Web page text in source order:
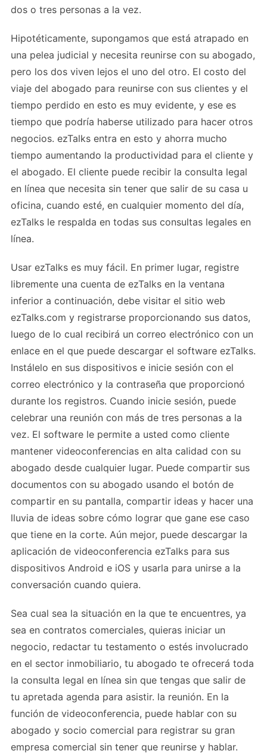
dos o tres personas a la vez.
Hipotéticamente, supongamos que está atrapado en
una pelea judicial y necesita reunirse con su abogado,
pero los dos viven lejos el uno del otro. El costo del
viaje del abogado para reunirse con sus clientes y el
tiempo perdido en esto es muy evidente, y ese es
tiempo que podría haberse utilizado para hacer otros
negocios. ezTalks entra en esto y ahorra mucho
tiempo aumentando la productividad para el cliente y
el abogado. El cliente puede recibir la consulta legal
en línea que necesita sin tener que salir de su casa u
oficina, cuando esté, en cualquier momento del día,
ezTalks le respalda en todas sus consultas legales en
línea.
Usar ezTalks es muy fácil. En primer lugar, registre
libremente una cuenta de ezTalks en la ventana
inferior a continuación, debe visitar el sitio web
ezTalks.com y registrarse proporcionando sus datos,
luego de lo cual recibirá un correo electrónico con un
enlace en el que puede descargar el software ezTalks.
Instálelo en sus dispositivos e inicie sesión con el
correo electrónico y la contraseña que proporcionó
durante los registros. Cuando inicie sesión, puede
celebrar una reunión con más de tres personas a la
vez. El software le permite a usted como cliente
mantener videoconferencias en alta calidad con su
abogado desde cualquier lugar. Puede compartir sus
documentos con su abogado usando el botón de
compartir en su pantalla, compartir ideas y hacer una
lluvia de ideas sobre cómo lograr que gane ese caso
que tiene en la corte. Aún mejor, puede descargar la
aplicación de videoconferencia ezTalks para sus
dispositivos Android e iOS y usarla para unirse a la
conversación cuando quiera.
Sea cual sea la situación en la que te encuentres, ya
sea en contratos comerciales, quieras iniciar un
negocio, redactar tu testamento o estés involucrado
en el sector inmobiliario, tu abogado te ofrecerá toda
la consulta legal en línea sin que tengas que salir de
tu apretada agenda para asistir. la reunión. En la
función de videoconferencia, puede hablar con su
abogado y socio comercial para registrar su gran
empresa comercial sin tener que reunirse y hablar.